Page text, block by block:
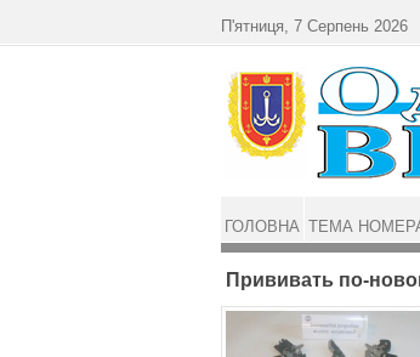
Прививать по-
П'ятниця, 7 Серпень 2026
ГОЛОВНА ТЕМА